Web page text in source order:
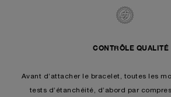
CONTRÔLE QUALITÉ
Avant d’attacher le bracelet, toutes les
tests d’étanchéité, d’abord par